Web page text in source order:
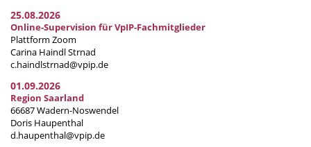
25.08.2026
Online-Supervision für VpIP-Fachmitglieder
Plattform Zoom
Carina Haindl Strnad
c.haindlstrnad@vpip.de
01.09.2026
Region Saarland
66687 Wadern-Noswendel
Doris Haupenthal
d.haupenthal@vpip.de